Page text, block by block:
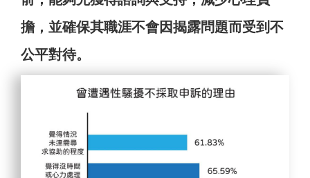
擔，並確保其職涯不會因揭露問題而受到不
公平對待。